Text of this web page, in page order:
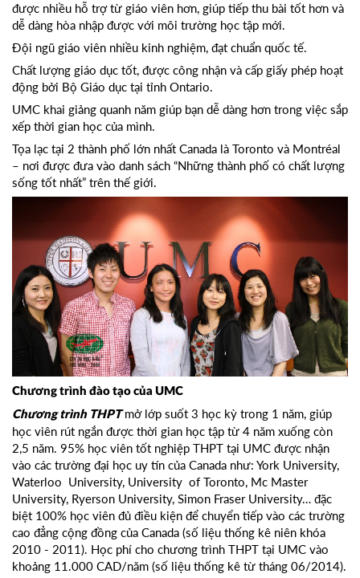
được nhiều hỗ trợ từ giáo viên hơn, giúp tiếp thu bài tốt hơn và
dễ dàng hòa nhập được với môi trường học tập mới.
Đội ngũ giáo viên nhiều kinh nghiệm, đạt chuẩn quốc tế.
Chất lượng giáo dục tốt, được công nhận và cấp giấy phép hoạt
động bởi Bộ Giáo dục tại tỉnh Ontario.
UMC khai giảng quanh năm giúp bạn dễ dàng hơn trong việc sắp
xếp thời gian học của mình.
Tọa lạc tại 2 thành phố lớn nhất Canada là Toronto và Montréal
– nơi được đưa vào danh sách “Những thành phố có chất lượng
sống tốt nhất” trên thế giới.
Chương trình đào tạo của UMC
Chương trình THPTmở lớp suốt 3 học kỳ trong 1 năm, giúp
học viên rút ngắn được thời gian học tập từ 4 năm xuống còn
2,5 năm. 95% học viên tốt nghiệp THPT tại UMC được nhận
vào các trường đại học uy tín của Canada như: York University,
Waterloo University, University of Toronto, Mc Master
University, Ryerson University, Simon Fraser University… đặc
biệt 100% học viên đủ điều kiện để chuyển tiếp vào các trường
cao đẳng cộng đồng của Canada (số liệu thống kê niên khóa
2010 - 2011). Học phí cho chương trình THPT tại UMC vào
khoảng 11.000 CAD/năm (số liệu thống kê từ tháng 06/2014).